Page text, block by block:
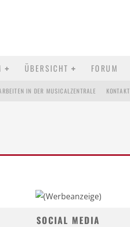
ÜBERSICHT FORUM
IN DER MUSICALZENTRALE KONTAKT
SOCIAL MEDIA